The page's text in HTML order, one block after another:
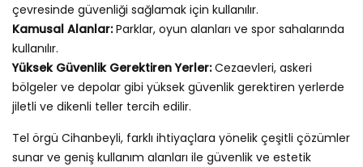
çevresinde güvenliği sağlamak için kullanılır.
Kamusal Alanlar:Parklar, oyun alanları ve spor sahalarında
kullanılır.
Yüksek Güvenlik Gerektiren Yerler:Cezaevleri, askeri
bölgeler ve depolar gibi yüksek güvenlik gerektiren yerlerde
jiletli ve dikenli teller tercih edilir.
Tel örgü Cihanbeyli, farklı ihtiyaçlara yönelik çeşitli çözümler
sunar ve geniş kullanım alanları ile güvenlik ve estetik